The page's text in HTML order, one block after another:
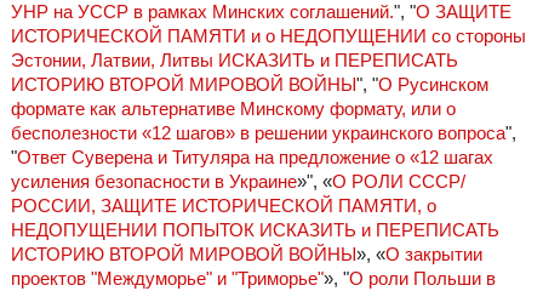
УНР на УССР в рамках Минских соглашений.", "О ЗАЩИТЕ
ИСТОРИЧЕСКОЙ ПАМЯТИ и о НЕДОПУЩЕНИИ со стороны
Эстонии, Латвии, Литвы ИСКАЗИТЬ и ПЕРЕПИСАТЬ
ИСТОРИЮ ВТОРОЙ МИРОВОЙ ВОЙНЫ", "О Русинском
формате как альтернативе Минскому формату, или о
бесполезности «12 шагов» в решении украинского вопроса",
"Ответ Суверена и Титуляра на предложение о «12 шагах
усиления безопасности в Украине»", «О РОЛИ СССР/
РОССИИ, ЗАЩИТЕ ИСТОРИЧЕСКОЙ ПАМЯТИ, о
НЕДОПУЩЕНИИ ПОПЫТОК ИСКАЗИТЬ и ПЕРЕПИСАТЬ
ИСТОРИЮ ВТОРОЙ МИРОВОЙ ВОЙНЫ», «О закрытии
проектов "Междуморье" и "Триморье"», "О роли Польши в